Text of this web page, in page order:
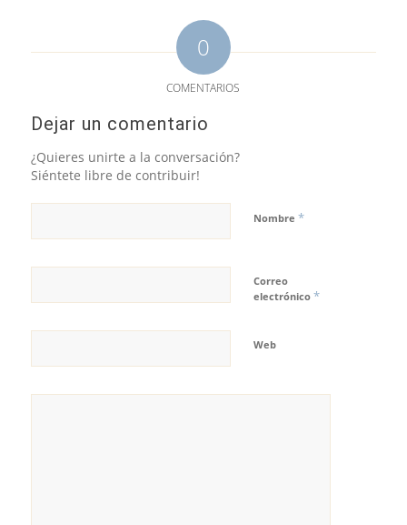
0
COMENTARIOS
Dejar un comentario
¿Quieres unirte a la conversación?
Siéntete libre de contribuir!
Nombre *
Correo
electrónico *
Web